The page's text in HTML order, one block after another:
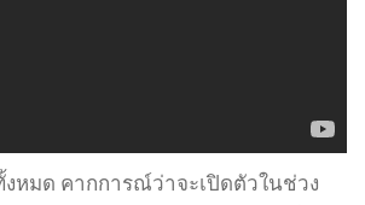
หมด คากการณ์ว่าจะเปิดตัวในช่วง